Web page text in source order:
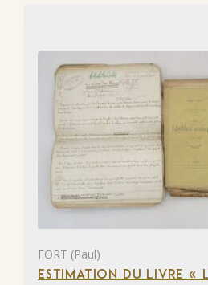
FORT (Paul)
ESTIMATION DU LIVRE «